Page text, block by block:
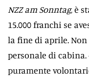
NZZ am Sonntag, è
15.000 franchi se
la fine di aprile.
personale di cabina.
puramente